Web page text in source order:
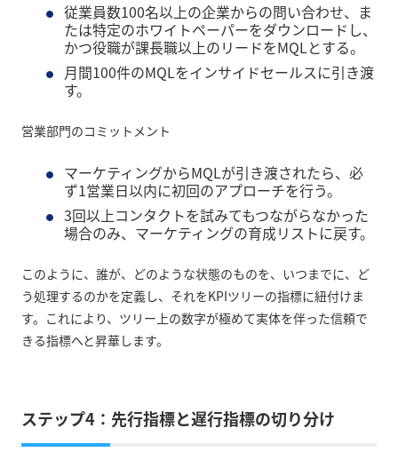
従業員数100名以上の企業からの問い合わせ、ま
たは特定のホワイトペーパーをダウンロードし、
かつ役職が課長職以上のリードをMQLとする。
月間100件のMQLをインサイドセールスに引き渡
す。
営業部門のコミットメント
マーケティングからMQLが引き渡されたら、必
ず1営業日以内に初回のアプローチを行う。
3回以上コンタクトを試みてもつながらなかった
場合のみ、マーケティングの育成リストに戻す。
このように、誰が、どのような状態のものを、いつまでに、ど
う処理するのかを定義し、それをKPIツリーの指標に紐付けま
す。これにより、ツリー上の数字が極めて実体を伴った信頼で
きる指標へと昇華します。
ステップ4：先行指標と遅行指標の切り分け